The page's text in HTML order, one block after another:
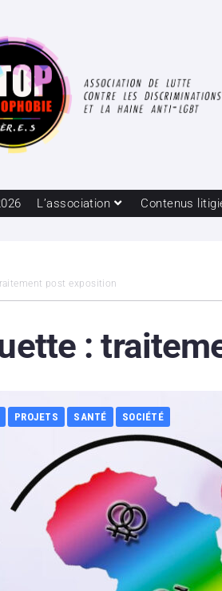
L’association Contenus
post exposition
:
PROJETS SANTÉ SOCIÉTÉ